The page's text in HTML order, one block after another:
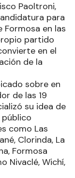
Paoltroni,
para
en las
partido
en el
de la
sobre en
de las 19
su idea de
como Las
Clorinda, La
Formosa
Nivaclé, Wichí,